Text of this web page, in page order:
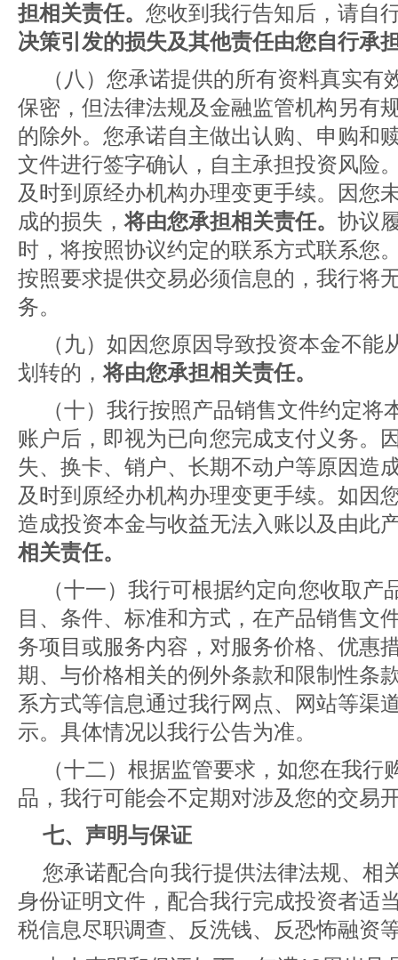
担相关责任。 您收到我行告知后，请自
决策引发的损失及其他责任由您自行承
（八）您承诺提供的所有资料真实
保密，但法律法规及金融监管机构另有
的除外。您承诺自主做出认购、申购和
文件进行签字确认，自主承担投资风险
及时到原经办机构办理变更手续。因您
成的损失，将由您承担相关责任。 协议
时，将按照协议约定的联系方式联系您
按照要求提供交易必须信息的，我行将
务。
（九）如因您原因导致投资本金不
划转的，将由您承担相关责任。
（十）我行按照产品销售文件约定
账户后，即视为已向您完成支付义务。
失、换卡、销户、长期不动户等原因造
及时到原经办机构办理变更手续。如因
造成投资本金与收益无法入账以及由此
相关责任。
（十一）我行可根据约定向您收取
目、条件、标准和方式，在产品销售文
务项目或服务内容，对服务价格、优惠
期、与价格相关的例外条款和限制性条
系方式等信息通过我行网点、网站等渠
示。具体情况以我行公告为准。
（十二）根据监管要求，如您在我行
品，我行可能会不定期对涉及您的交易
七、声明与保证
您承诺配合向我行提供法律法规、相
身份证明文件，配合我行完成投资者适
税信息尽职调查、反洗钱、反恐怖融资